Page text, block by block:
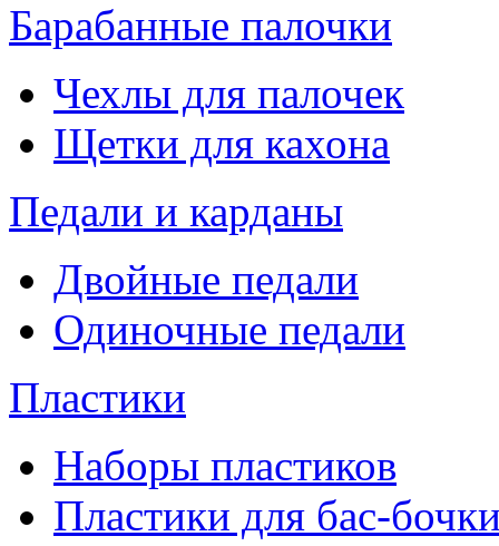
Барабанные палочки
Чехлы для палочек
Щетки для кахона
Педали и карданы
Двойные педали
Одиночные педали
Пластики
Наборы пластиков
Пластики для бас-